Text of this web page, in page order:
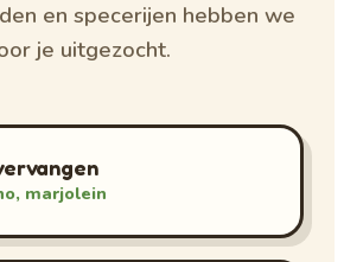
en specerijen hebben we
je uitgezocht.
marjolein